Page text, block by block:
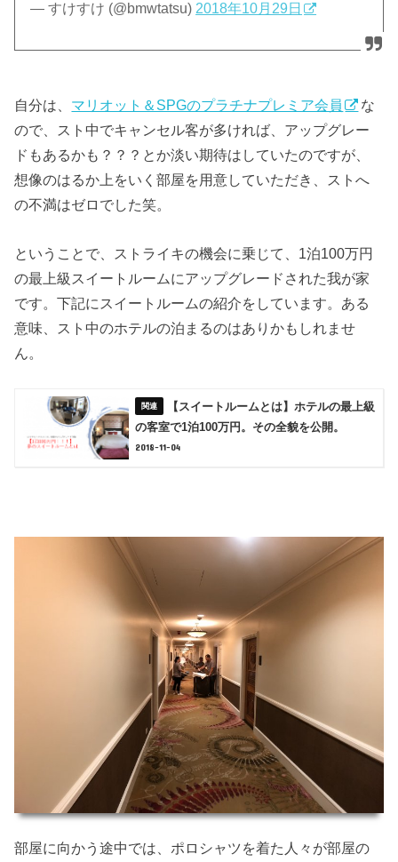
— すけすけ (@bmwtatsu) 2018年10月29日
自分は、 マリオット＆SPGのプラチナプレミア会員
な
ので、スト中でキャンセル客が多ければ、アップグレー
ドもあるかも？？？とか淡い期待はしていたのですが、
想像のはるか上をいく部屋を用意していただき、ストへ
の不満はゼロでした笑。
ということで、ストライキの機会に乗じて、1泊100万円
の最上級スイートルームにアップグレードされた我が家
です。下記にスイートルームの紹介をしています。ある
意味、スト中のホテルの泊まるのはありかもしれませ
ん。
【スイートルームとは】ホテルの最上級
の客室で1泊100万円。その全貌を公開。
2018-11-04
部屋に向かう途中では、ポロシャツを着た人々が部屋の